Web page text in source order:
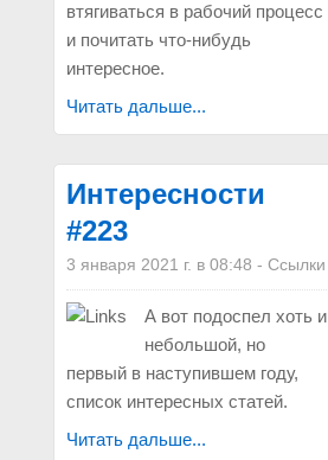
втягиваться в рабочий процесс
и почитать что-нибудь
интересное.
Читать дальше...
Интересности
#223
3 января 2021 г. в 08:48 - Ссылки
А вот подоспел хоть и
небольшой, но
первый в наступившем году,
список интересных статей.
Читать дальше...